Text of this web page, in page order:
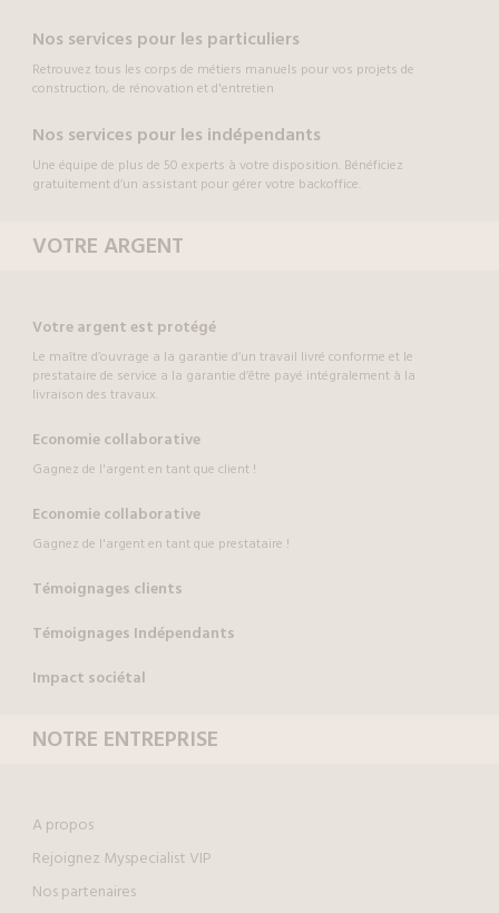
Nos services pour les particuliers
Retrouvez tous les corps de métiers manuels pour vos projets de
construction, de rénovation et d'entretien
Nos services pour les indépendants
Une équipe de plus de 50 experts à votre disposition. Bénéficiez
gratuitement d’un assistant pour gérer votre backoffice.
VOTRE ARGENT
Votre argent est protégé
Le maître d’ouvrage a la garantie d’un travail livré conforme et le
prestataire de service a la garantie d’être payé intégralement à la
livraison des travaux.
Economie collaborative
Gagnez de l'argent en tant que client !
Economie collaborative
Gagnez de l'argent en tant que prestataire !
Témoignages clients
Témoignages Indépendants
Impact sociétal
NOTRE ENTREPRISE
A propos
Rejoignez Myspecialist VIP
Nos partenaires